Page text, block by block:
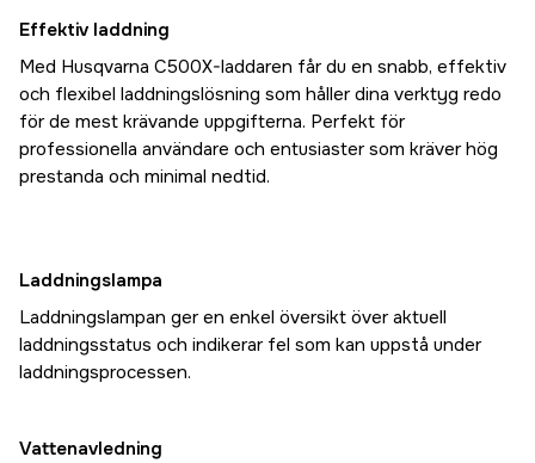
Effektiv laddning
Med Husqvarna C500X-laddaren får du en snabb, effektiv
och flexibel laddningslösning som håller dina verktyg redo
för de mest krävande uppgifterna. Perfekt för
professionella användare och entusiaster som kräver hög
prestanda och minimal nedtid.
Laddningslampa
Laddningslampan ger en enkel översikt över aktuell
laddningsstatus och indikerar fel som kan uppstå under
laddningsprocessen.
Vattenavledning